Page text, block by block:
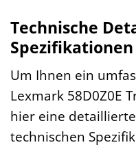
Technische
Spezifikationen
Um Ihnen ein
Lexmark 58D0Z0E
hier eine
technischen